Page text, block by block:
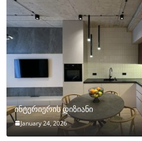
ინტერიერის დიზიანი
January 24, 2026